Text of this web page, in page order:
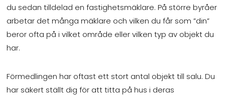
du sedan tilldelad en fastighetsmäklare. På större byråer
arbetar det många mäklare och vilken du får som ”din”
beror ofta på i vilket område eller vilken typ av objekt du
har.
Förmedlingen har oftast ett stort antal objekt till salu. Du
har säkert ställt dig för att titta på hus i deras